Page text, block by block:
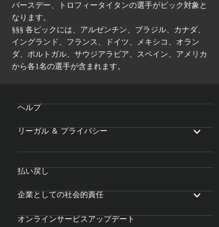
バースデー、トロフィータイタンの選手がピック対象と
なります。
§§§ 各ピックには、アルゼンチン、ブラジル、カナダ、
イングランド、フランス、ドイツ、メキシコ、オラン
ダ、ポルトガル、サウジアラビア、スペイン、アメリカ
から各1名の選手が含まれます。
ヘルプ
リーガル ＆ プライバシー
払い戻し
企業としての社会的責任
オンラインサービスアップデート